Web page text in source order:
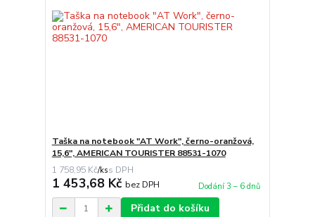
Taška na notebook "AT Work", černo-oranžová,
15,6", AMERICAN TOURISTER 88531-1070
1 758,95 Kč/ks
1 453,68 Kč bez DPH Dodání 3 – 6 dnů
Přidat do košíku